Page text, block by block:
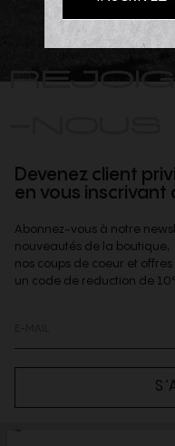
Devenez client
en vous inscrivant
Abonnez-vous à notre
nouveautés de la boutique,
nos coups de coeur et
un code de reduction de